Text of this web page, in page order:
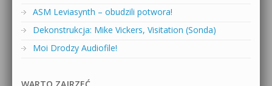
ASM Leviasynth – obudzili potwora!
Dekonstrukcja: Mike Vickers, Visitation (Sonda)
Moi Drodzy Audiofile!